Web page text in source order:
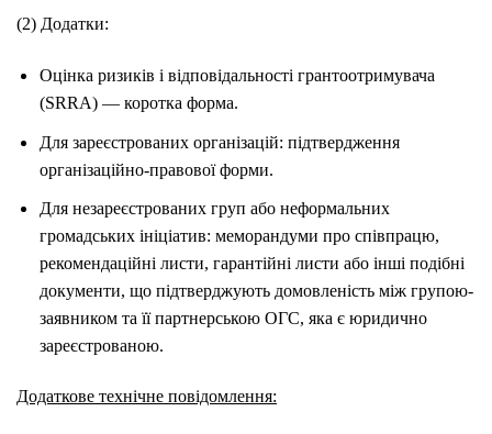
(2) Додатки:
Оцінка ризиків і відповідальності грантоотримувача
(SRRA) — коротка форма.
Для зареєстрованих організацій: підтвердження
організаційно-правової форми.
Для незареєстрованих груп або неформальних
громадських ініціатив: меморандуми про співпрацю,
рекомендаційні листи, гарантійні листи або інші подібні
документи, що підтверджують домовленість між групою-
заявником та її партнерською ОГС, яка є юридично
зареєстрованою.
Додаткове технічне повідомлення: